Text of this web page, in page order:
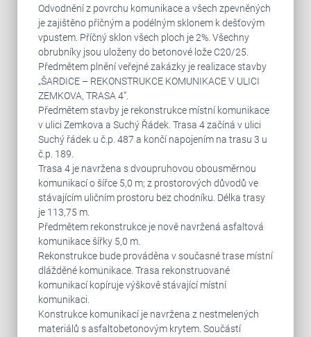
Odvodnění z povrchu komunikace a všech zpevněných
je zajištěno příčným a podélným sklonem k dešťovým
vpustem. Příčný sklon všech ploch je 2%. Všechny
obrubníky jsou uloženy do betonové lože C20/25.
Předmětem plnění veřejné zakázky je realizace stavby
„ŠARDICE – REKONSTRUKCE KOMUNIKACE V ULICI
ZEMKOVA, TRASA 4“.
Předmětem stavby je rekonstrukce místní komunikace
v ulici Zemkova a Suchý Řádek. Trasa 4 začíná v ulici
Suchý řádek u č.p. 487 a končí napojením na trasu 3 u
č.p. 189.
Trasa 4 je navržena s dvoupruhovou obousměrnou
komunikací o šířce 5,0 m; z prostorových důvodů ve
stávajícím uličním prostoru bez chodníku. Délka trasy
je 113,75 m.
Předmětem rekonstrukce je nově navržená asfaltová
komunikace šířky 5,0 m.
Rekonstrukce bude prováděna v současné trase místní
dlážděné komunikace. Trasa rekonstruované
komunikací kopíruje výškově stávající místní
komunikaci.
Konstrukce komunikací je navržena z nestmelených
materiálů s asfaltobetonovým krytem. Součástí